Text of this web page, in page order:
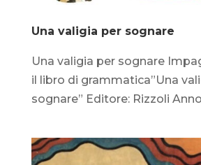
Una valigia per sognare
Una valigia per sognare
il libro di grammatica”Una
sognare” Editore: Rizzoli